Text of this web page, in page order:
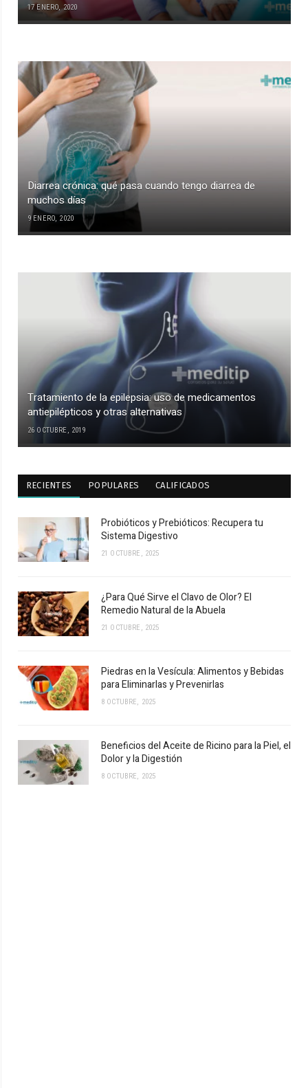
17 ENERO, 2020
Diarrea crónica: qué pasa cuando tengo diarrea de
muchos días
9 ENERO, 2020
Tratamiento de la epilepsia: uso de medicamentos
antiepilépticos y otras alternativas
26 OCTUBRE, 2019
RECIENTES POPULARES CALIFICADOS
Probióticos y Prebióticos: Recupera tu
Sistema Digestivo
21 OCTUBRE, 2025
¿Para Qué Sirve el Clavo de Olor? El
Remedio Natural de la Abuela
21 OCTUBRE, 2025
Piedras en la Vesícula: Alimentos y Bebidas
para Eliminarlas y Prevenirlas
8 OCTUBRE, 2025
Beneficios del Aceite de Ricino para la Piel, el
Dolor y la Digestión
8 OCTUBRE, 2025